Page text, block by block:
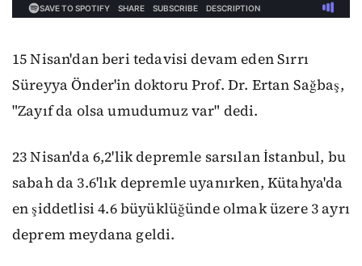
15 Nisan'dan beri tedavisi devam eden Sırrı
Süreyya Önder'in doktoru Prof. Dr. Ertan Sağbaş,
"Zayıf da olsa umudumuz var" dedi.
23 Nisan'da 6,2'lik depremle sarsılan İstanbul, bu
sabah da 3.6'lık depremle uyanırken, Kütahya'da
en şiddetlisi 4.6 büyüklüğünde olmak üzere 3 ayrı
deprem meydana geldi.